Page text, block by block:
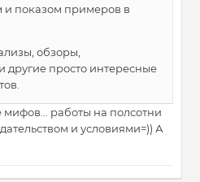
и показом примеров в
обзоры,
другие просто интересные
работы на полсотни
и условиями=)) А